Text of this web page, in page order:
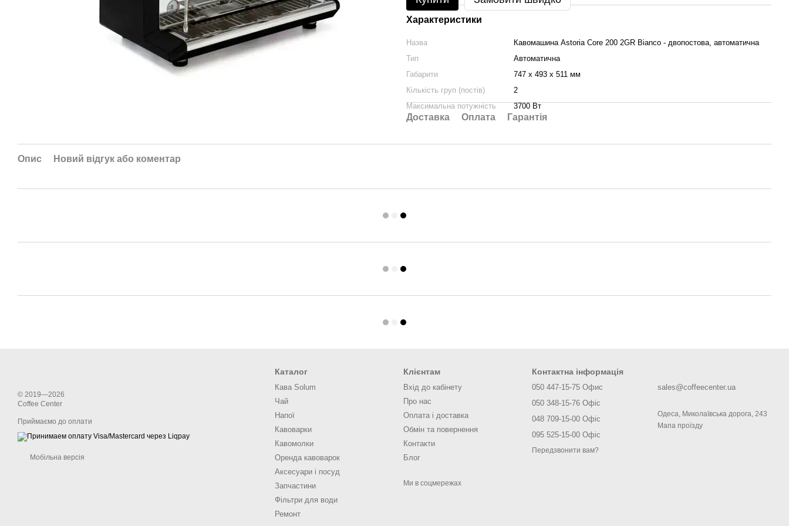
Характеристики
Назва
Кавомашина Astoria Core 200 2GR Bianco - двопостова, автоматична
Тип
Автоматична
Габарити
747 х 493 х 511 мм
Кількість груп (постів)
2
Максимальна потужність
3700 Вт
Доставка Оплата Гарантія
Опис Новий відгук або коментар
© 2019—2026
Coffee Center
Приймаємо до оплати
Мобільна версія
Каталог
Кава Solum
Чай
Напої
Кавоварки
Кавомолки
Оренда кавоварок
Аксесуари і посуд
Запчастини
Фільтри для води
Ремонт
Клієнтам
Вхід до кабінету
Про нас
Оплата і доставка
Обмін та повернення
Контакти
Блог
Ми в соцмережах
Контактна інформація
050 447-15-75 Офис
050 348-15-76 Офіс
048 709-15-00 Офіс
095 525-15-00 Офіс
Передзвонити вам?
sales@coffeecenter.ua
Одеса, Миколаївська дорога, 243
Мапа проїзду